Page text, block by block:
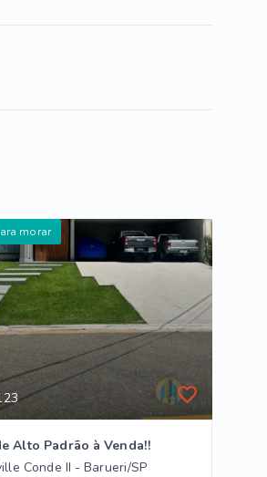
morar
Alto Padrão à Venda!!
Conde II - Barueri/SP